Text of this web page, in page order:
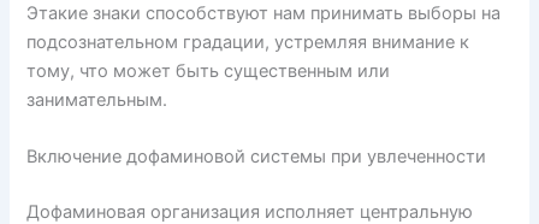
Этакие знаки способствуют нам принимать выборы на
подсознательном градации, устремляя внимание к
тому, что может быть существенным или
занимательным.
Включение дофаминовой системы при увлеченности
Дофаминовая организация исполняет центральную